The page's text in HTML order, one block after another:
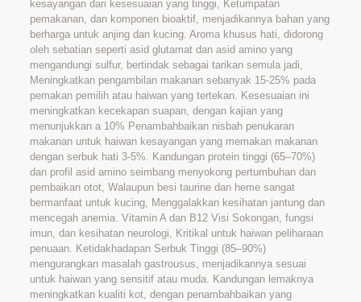
kesayangan dari kesesuaian yang tinggi, Ketumpatan
pemakanan, dan komponen bioaktif, menjadikannya bahan yang
berharga untuk anjing dan kucing. Aroma khusus hati, didorong
oleh sebatian seperti asid glutamat dan asid amino yang
mengandungi sulfur, bertindak sebagai tarikan semula jadi,
Meningkatkan pengambilan makanan sebanyak 15-25% pada
pemakan pemilih atau haiwan yang tertekan. Kesesuaian ini
meningkatkan kecekapan suapan, dengan kajian yang
menunjukkan a 10% Penambahbaikan nisbah penukaran
makanan untuk haiwan kesayangan yang memakan makanan
dengan serbuk hati 3-5%. Kandungan protein tinggi (65–70%)
dan profil asid amino seimbang menyokong pertumbuhan dan
pembaikan otot, Walaupun besi taurine dan heme sangat
bermanfaat untuk kucing, Menggalakkan kesihatan jantung dan
mencegah anemia. Vitamin A dan B12 Visi Sokongan, fungsi
imun, dan kesihatan neurologi, Kritikal untuk haiwan peliharaan
penuaan. Ketidakhadapan Serbuk Tinggi (85–90%)
mengurangkan masalah gastrousus, menjadikannya sesuai
untuk haiwan yang sensitif atau muda. Kandungan lemaknya
meningkatkan kualiti kot, dengan penambahbaikan yang